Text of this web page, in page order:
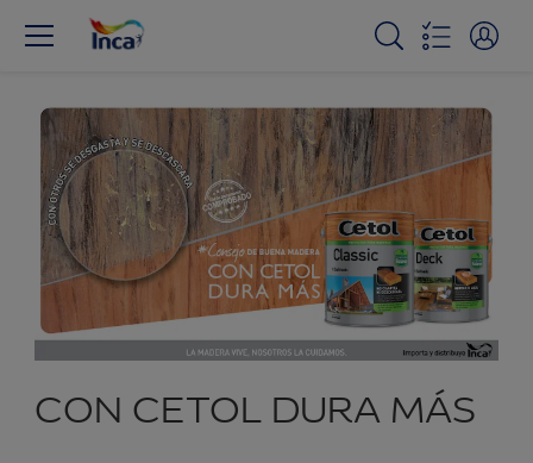
CON CETOL DURA MÁS